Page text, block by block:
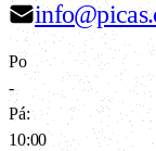
Po
-
Pá:
10:00